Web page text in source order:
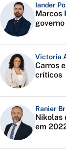
Iander
Marcos
Victoria
Carros
críticos
Ranier
Nikolas
em